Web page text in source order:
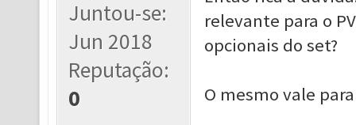
Juntou-se:
Jun 2018
Reputação:
0
relevante para o
opcionais do set?
O mesmo vale